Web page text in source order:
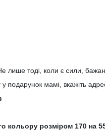
лише тоді, коли є сили,
у подарунок мамі, вкажіть
кольору розміром 170 на